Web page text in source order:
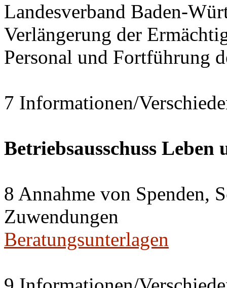
Landesverband Baden-
Verlängerung der
Personal und Fortführung
7 Informationen/
Betriebsausschuss Leben
8 Annahme von Spenden,
Zuwendungen
Beratungsunterlagen